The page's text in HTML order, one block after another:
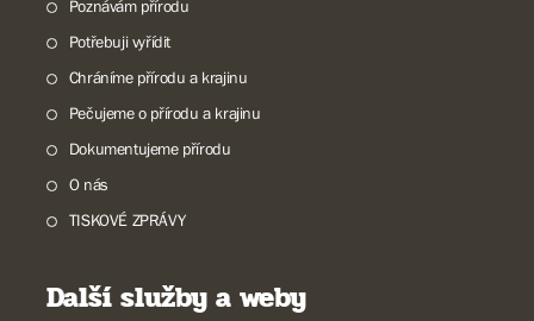
Poznávám přírodu
Potřebuji vyřídit
Chráníme přírodu a krajinu
Pečujeme o přírodu a krajinu
Dokumentujeme přírodu
O nás
TISKOVÉ ZPRÁVY
Další služby a weby